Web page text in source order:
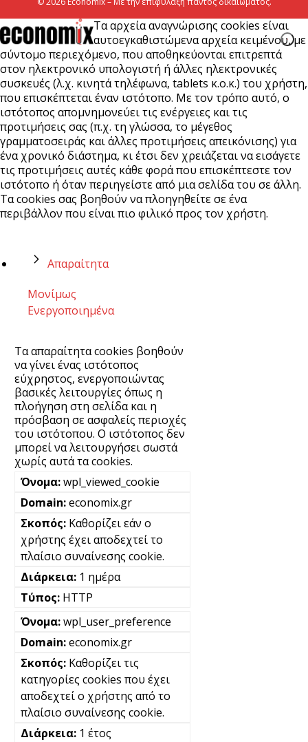
Τα αρχεία αναγνώρισης cookies είναι
αυτοεγκαθιστώμενα αρχεία κειμένου, με
σύντομο περιεχόμενο, που αποθηκεύονται επιτρεπτά
στον ηλεκτρονικό υπολογιστή ή άλλες ηλεκτρονικές
συσκευές (λ.χ. κινητά τηλέφωνα, tablets κ.ο.κ.) του χρήστη,
που επισκέπτεται έναν ιστότοπο. Με τον τρόπο αυτό, ο
ιστότοπος απομνημονεύει τις ενέργειες και τις
προτιμήσεις σας (π.χ. τη γλώσσα, το μέγεθος
γραμματοσειράς και άλλες προτιμήσεις απεικόνισης) για
ένα χρονικό διάστημα, κι έτσι δεν χρειάζεται να εισάγετε
τις προτιμήσεις αυτές κάθε φορά που επισκέπτεστε τον
ιστότοπο ή όταν περιηγείστε από μια σελίδα του σε άλλη.
Τα cookies σας βοηθούν να πλοηγηθείτε σε ένα
περιβάλλον που είναι πιο φιλικό προς τον χρήστη.
Απαραίτητα
Μονίμως
Ενεργοποιημένα
Τα απαραίτητα cookies βοηθούν
να γίνει ένας ιστότοπος
εύχρηστος, ενεργοποιώντας
βασικές λειτουργίες όπως η
πλοήγηση στη σελίδα και η
πρόσβαση σε ασφαλείς περιοχές
του ιστότοπου. Ο ιστότοπος δεν
μπορεί να λειτουργήσει σωστά
χωρίς αυτά τα cookies.
wpl_viewed_cookie
economix.gr
Καθορίζει εάν ο
χρήστης έχει αποδεχτεί το
πλαίσιο συναίνεσης cookie.
1 ημέρα
HTTP
wpl_user_preference
economix.gr
Καθορίζει τις
κατηγορίες cookies που έχει
αποδεχτεί ο χρήστης από το
πλαίσιο συναίνεσης cookie.
1 έτος